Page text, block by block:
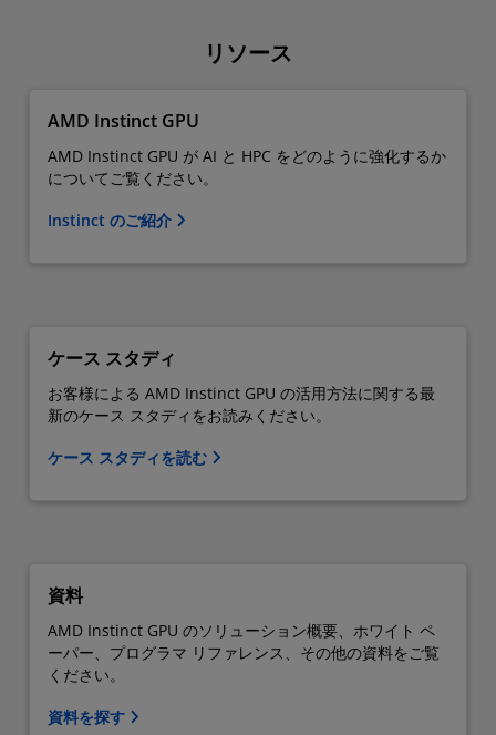
リソース
AMD Instinct GPU
AMD Instinct GPU が AI と HPC をどのように強化するか
についてご覧ください。
Instinct のご紹介
ケース スタディ
お客様による AMD Instinct GPU の活用方法に関する最
新のケース スタディをお読みください。
ケース スタディを読む
資料
AMD Instinct GPU のソリューション概要、ホワイト ペ
ーパー、プログラマ リファレンス、その他の資料をご覧
ください。
資料を探す